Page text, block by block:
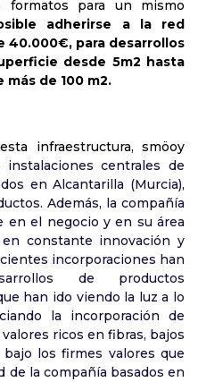
formatos para un mismo
adherirse a la red
40.000€, para desarrollos
desde 5m2 hasta
de 100 m2.
infraestructura, smöoy
centrales de
en Alcantarilla (Murcia),
Además, la compañía
el negocio y en su área
constante innovación y
incorporaciones han
de productos
han ido viendo la luz a lo
la incorporación de
ricos en fibras, bajos
los firmes valores que
de la compañía basados en